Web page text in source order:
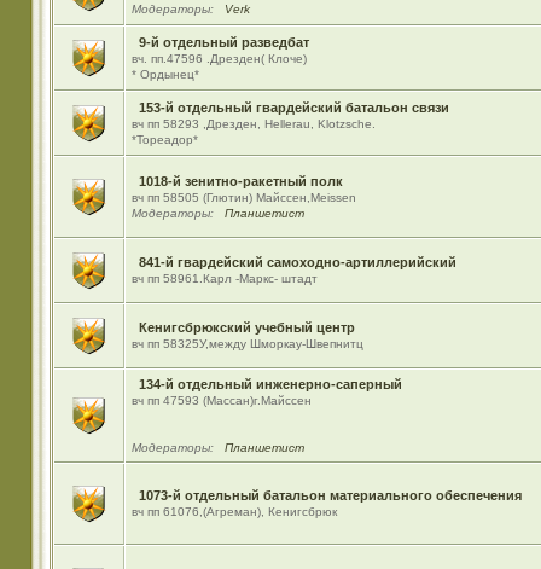
Модераторы:
Verk
9-й отдельный разведбат
вч. пп.47596 .Дрезден( Клоче)
* Ордынец*
153-й отдельный гвардейский батальон связи
вч пп 58293 ,Дрезден, Hellerau, Klotzsche.
*Тореадор*
1018-й зенитно-ракетный полк
вч пп 58505 (Глютин) Майсcен,Meissen
Модераторы:
Планшетист
841-й гвардейский самоходно-артиллерийский
вч пп 58961.Карл -Маркс- штадт
Кенигсбрюкский учебный центр
вч пп 58325У,между Шморкау-Швепнитц
134-й отдельный инженерно-саперный
вч пп 47593 (Массан)г.Майссен
Модераторы: Планшетист
1073-й отдельный батальон материального обеспечения
вч пп 61076,(Агреман), Кенигсбрюк